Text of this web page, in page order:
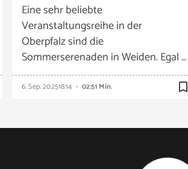
Eine sehr beliebte
Veranstaltungsreihe in der
Oberpfalz sind die
Sommerserenaden in Weiden. Egal …
6. Sep. 202518:14 02:51 Min. bookmark_border